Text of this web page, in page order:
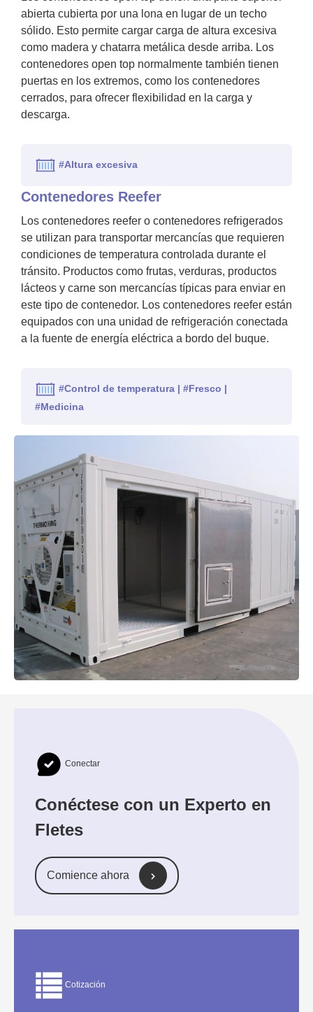
abierta cubierta por una lona en lugar de un techo
sólido. Esto permite cargar carga de altura excesiva
como madera y chatarra metálica desde arriba. Los
contenedores open top normalmente también tienen
puertas en los extremos, como los contenedores
cerrados, para ofrecer flexibilidad en la carga y
descarga.
#Altura excesiva
Contenedores Reefer
Los contenedores reefer o contenedores refrigerados
se utilizan para transportar mercancías que requieren
condiciones de temperatura controlada durante el
tránsito. Productos como frutas, verduras, productos
lácteos y carne son mercancías típicas para enviar en
este tipo de contenedor. Los contenedores reefer están
equipados con una unidad de refrigeración conectada
a la fuente de energía eléctrica a bordo del buque.
#Control de temperatura | #Fresco |
#Medicina
Conectar
Conéctese con un Experto en
Fletes
Comience ahora
Cotización